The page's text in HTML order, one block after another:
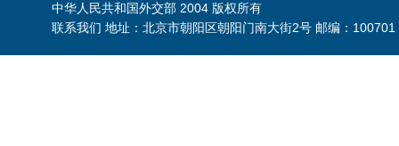
中华人民共和国外交部 2004 版权所有
联系我们 地址：北京市朝阳区朝阳门南大街2号 邮编：